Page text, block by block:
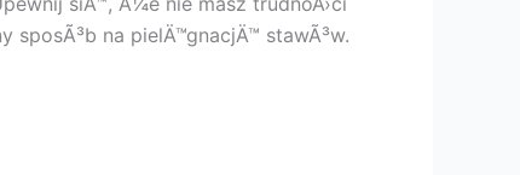
na pielÄ™gnacjÄ™ stawÃ³w.